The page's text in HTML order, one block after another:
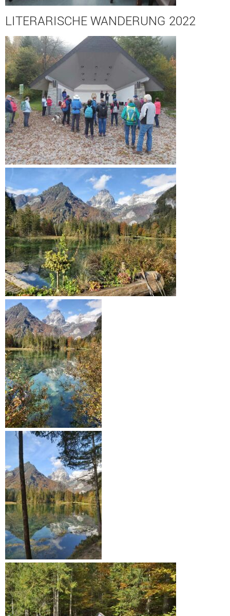
LITERARISCHE WANDERUNG 2022